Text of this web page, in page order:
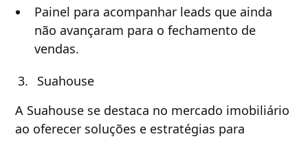
Painel para acompanhar leads que ainda
não avançaram para o fechamento de
vendas.
Suahouse
A Suahouse se destaca no mercado imobiliário
ao oferecer soluções e estratégias para